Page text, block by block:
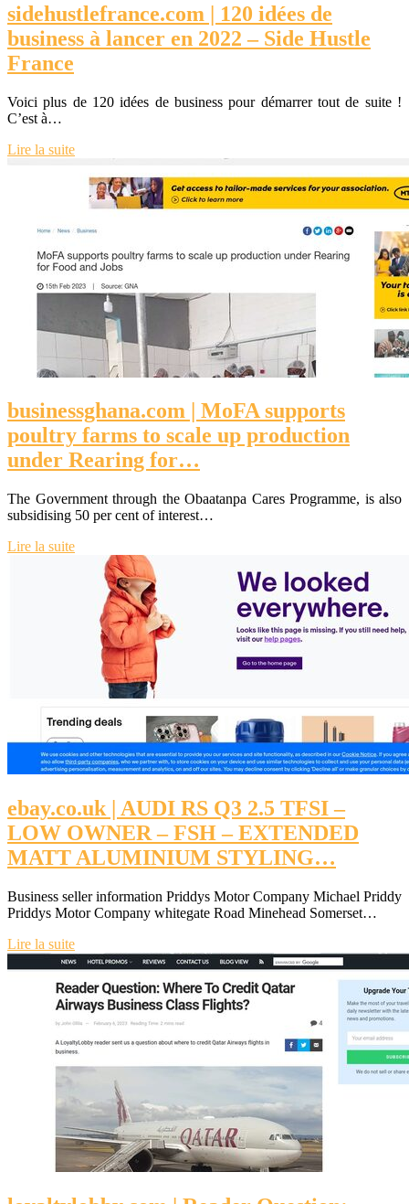
sidehustlefrance.com | 120 idées de
business à lancer en 2022 – Side Hustle
France
Voici plus de 120 idées de business pour démarrer tout de suite !
C’est à…
Lire la suite
businessghana.com | MoFA supports
poultry farms to scale up production
under Rearing for…
The Government through the Obaatanpa Cares Programme, is also
subsidising 50 per cent of interest…
Lire la suite
ebay.co.uk | AUDI RS Q3 2.5 TFSI –
LOW OWNER – FSH – EXTENDED
MATT ALUMINIUM STYLING…
Business seller information Priddys Motor Company Michael Priddy
Priddys Motor Company whitegate Road Minehead Somerset…
Lire la suite